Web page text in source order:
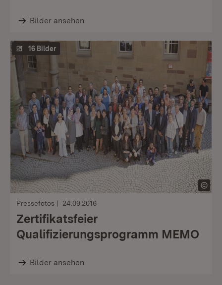
Bilder ansehen
16 Bilder
Pressefotos 24.09.2016
Zertifikatsfeier
Qualifizierungsprogramm MEMO
Bilder ansehen